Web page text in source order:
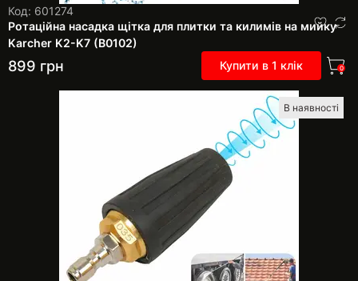
Код: 601274
Ротаційна насадка щітка для плитки та килимів на мийку
Karcher K2-K7 (B0102)
899 грн Купити в 1 клік 0
В наявності